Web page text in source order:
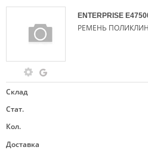
ENTERPRISE
РЕМЕНЬ
Склад
Стат.
Кол.
Доставка